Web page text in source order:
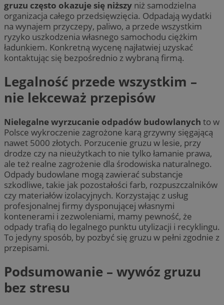
gruzu często okazuje się niższy niż samodzielna
organizacja całego przedsięwzięcia. Odpadają wydatki
na wynajem przyczepy, paliwo, a przede wszystkim
ryzyko uszkodzenia własnego samochodu ciężkim
ładunkiem. Konkretną wycenę najłatwiej uzyskać
kontaktując się bezpośrednio z wybraną firmą.
Legalność przede wszystkim –
nie lekceważ przepisów
Nielegalne wyrzucanie odpadów budowlanych to w
Polsce wykroczenie zagrożone karą grzywny sięgającą
nawet 5000 złotych. Porzucenie gruzu w lesie, przy
drodze czy na nieużytkach to nie tylko łamanie prawa,
ale też realne zagrożenie dla środowiska naturalnego.
Odpady budowlane mogą zawierać substancje
szkodliwe, takie jak pozostałości farb, rozpuszczalników
czy materiałów izolacyjnych. Korzystając z usług
profesjonalnej firmy dysponującej własnymi
kontenerami i zezwoleniami, mamy pewność, że
odpady trafią do legalnego punktu utylizacji i recyklingu.
To jedyny sposób, by pozbyć się gruzu w pełni zgodnie z
przepisami.
Podsumowanie – wywóz gruzu
bez stresu